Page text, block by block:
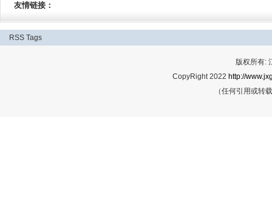
友情链接：
RSS Tags
版权所有:
CopyRight 2022 http://
（任何引用或转